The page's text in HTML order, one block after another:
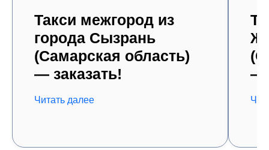
Такси межгород из
города Сызрань
(Самарская область)
— заказать!
Читать далее
—